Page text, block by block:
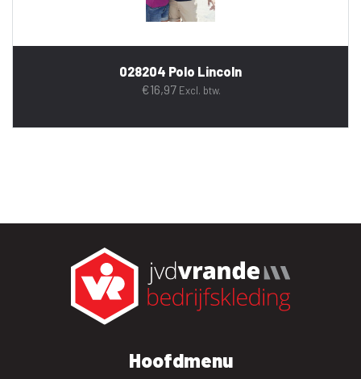
028204 Polo Lincoln
€16,97 Excl. btw.
Hoofdmenu